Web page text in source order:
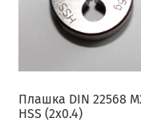
Плашка DIN 22568
HSS (2x0.4)